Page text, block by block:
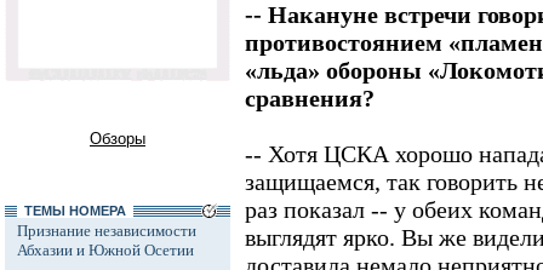
Обзоры
ТЕМЫ НОМЕРА
Признание независимости
Абхазии и Южной Осетии
-- Накануне встречи
противостоянием
«льда» обороны
сравнения?
-- Хотя ЦСКА хорошо
защищаемся, так говорить
раз показал -- у обеих
выглядят ярко. Вы же